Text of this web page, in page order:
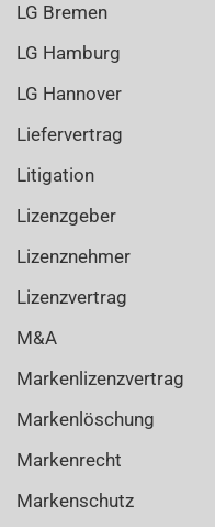
LG Bremen
LG Hamburg
LG Hannover
Liefervertrag
Litigation
Lizenzgeber
Lizenznehmer
Lizenzvertrag
M&A
Markenlizenzvertrag
Markenlöschung
Markenrecht
Markenschutz